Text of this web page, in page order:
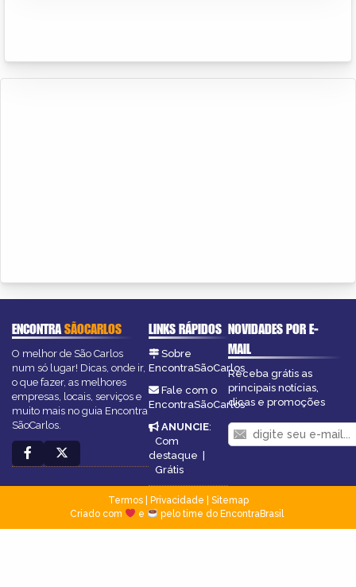
ENCONTRASÃOCARLOS
O melhor de São Carlos
num só lugar! Dicas, onde ir,
o que fazer, as melhores
empresas, locais, serviços e
muito mais no guia Encontra
SãoCarlos.
LINKS RÁPIDOS
Sobre
EncontraSãoCarlos
Fale com o
EncontraSãoCarlos
ANUNCIE:
Com
destaque |
Grátis
NOVIDADES POR E-
MAIL
Receba grátis as
principais notícias,
dicas e promoções
Termos| Privacidade
Sitemap
Criado com
e pelo time do EncontraBrasil